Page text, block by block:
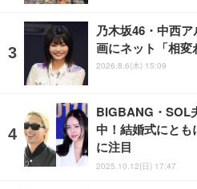
乃木坂46・中西
画にネット「相変
2026.8.6(木) 15:09
BIGBANG・SOL
中！結婚式にと
に注目
2025.10.12(日) 17:47